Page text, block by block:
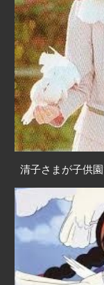
清子さまが子供